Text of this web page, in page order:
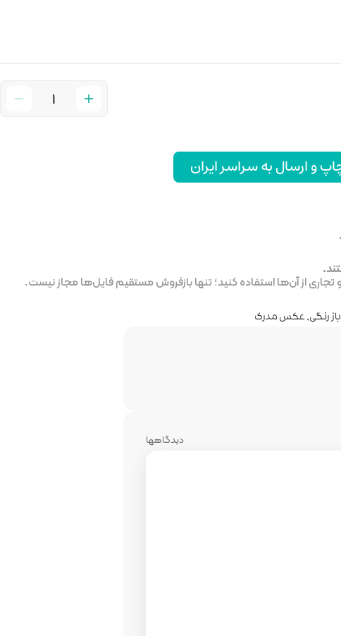
و ارسال به سراسر ایران
از آن‌ها استفاده کنید؛ تنها بازفروش مستقیم فایل‌ها مجاز نیست.
رنگی,عکس مدرک
دیدگاهها